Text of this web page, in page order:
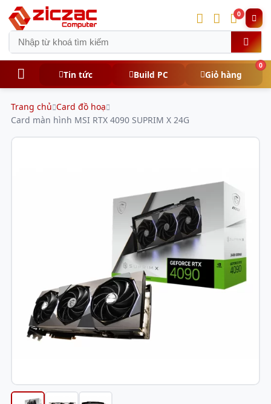
0
Tin tức Build PC Giỏ hàng
0
Trang chủ Card đồ hoạ
Card màn hình MSI RTX 4090 SUPRIM X 24G